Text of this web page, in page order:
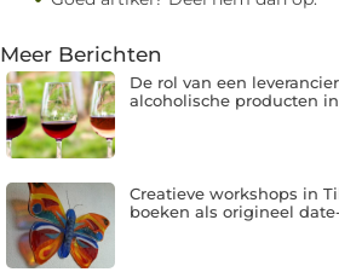
Meer Berichten
De rol van een
alcoholische producten
Creatieve workshops in
boeken als origineel